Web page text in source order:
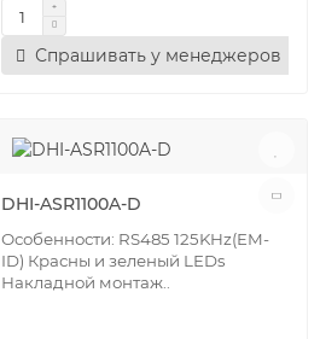
Спрашивать у менеджеров
DHI-ASR1100A-D
Особенности: RS485 125KHz(EM-
ID) Красны и зеленый LEDs
Накладной монтаж..